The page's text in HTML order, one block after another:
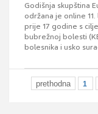
Godišnja skupština
održana je online
prije 17 godine s
bubrežnoj bolesti
bolesnika i usko
prethodna 1